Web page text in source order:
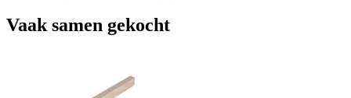
Vaak samen gekocht